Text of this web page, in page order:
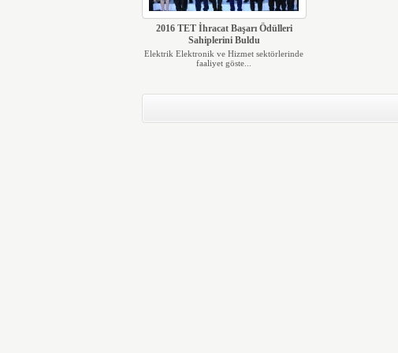
2016 TET İhracat Başarı Ödülleri
Sahiplerini Buldu
Elektrik Elektronik ve Hizmet sektörlerinde
faaliyet göste...